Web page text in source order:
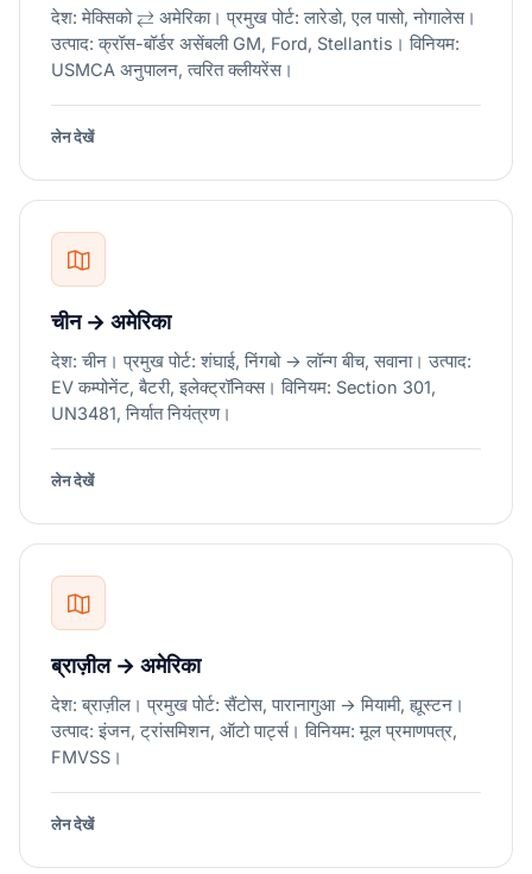
देश: मेक्सिको ⇄ अमेरिका। प्रमुख पोर्ट: लारेडो, एल पासो, नोगालेस।
उत्पाद: क्रॉस-बॉर्डर असेंबली GM, Ford, Stellantis। विनियम:
USMCA अनुपालन, त्वरित क्लीयरेंस।
लेन देखें
चीन → अमेरिका
देश: चीन। प्रमुख पोर्ट: शंघाई, निंगबो → लॉन्ग बीच, सवाना। उत्पाद:
EV कम्पोनेंट, बैटरी, इलेक्ट्रॉनिक्स। विनियम: Section 301,
UN3481, निर्यात नियंत्रण।
लेन देखें
ब्राज़ील → अमेरिका
देश: ब्राज़ील। प्रमुख पोर्ट: सैंटोस, पारानागुआ → मियामी, ह्यूस्टन।
उत्पाद: इंजन, ट्रांसमिशन, ऑटो पार्ट्स। विनियम: मूल प्रमाणपत्र,
FMVSS।
लेन देखें